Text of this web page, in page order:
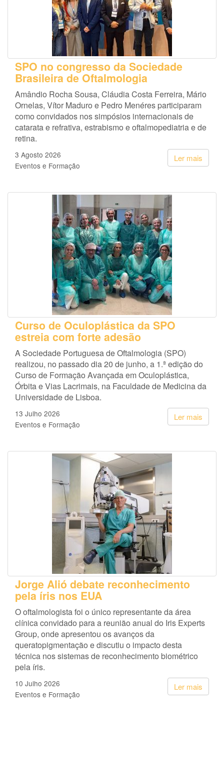
SPO no congresso da Sociedade
Brasileira de Oftalmologia
Amândio Rocha Sousa, Cláudia Costa Ferreira, Mário
Ornelas, Vítor Maduro e Pedro Menéres participaram
como convidados nos simpósios internacionais de
catarata e refrativa, estrabismo e oftalmopediatria e de
retina.
Ler mais
3 Agosto 2026
Eventos e Formação
Curso de Oculoplástica da SPO
estreia com forte adesão
A Sociedade Portuguesa de Oftalmologia (SPO)
realizou, no passado dia 20 de junho, a 1.ª edição do
Curso de Formação Avançada em Oculoplástica,
Órbita e Vias Lacrimais, na Faculdade de Medicina da
Universidade de Lisboa.
Ler mais
13 Julho 2026
Eventos e Formação
Jorge Alió debate reconhecimento
pela íris nos EUA
O oftalmologista foi o único representante da área
clínica convidado para a reunião anual do Iris Experts
Group, onde apresentou os avanços da
queratopigmentação e discutiu o impacto desta
técnica nos sistemas de reconhecimento biométrico
pela íris.
Ler mais
10 Julho 2026
Eventos e Formação